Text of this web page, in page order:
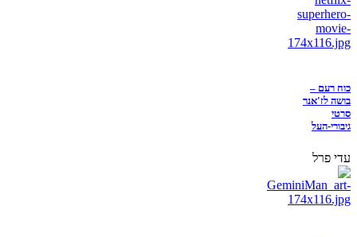
כוח רעם –
בושה לז'אנר
סרטי
גיבורי-העל
עדי פרל